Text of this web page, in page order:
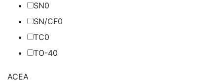
SN0
SN/CF0
TC0
TO-40
ACEA